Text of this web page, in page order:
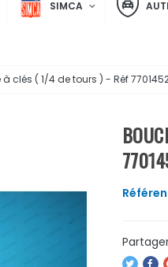
SIMCA
clés ( 1/4 de tours ) - Réf